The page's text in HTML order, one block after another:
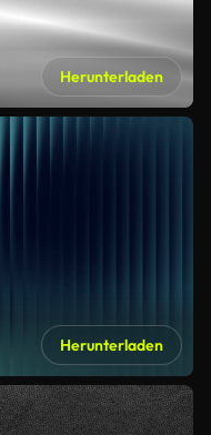
Herunterladen
Herunterladen